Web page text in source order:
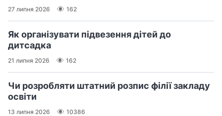
27 липня 2026 162
Як організувати підвезення дітей до
дитсадка
21 липня 2026 162
Чи розробляти штатний розпис філії закладу
освіти
13 липня 2026 10386